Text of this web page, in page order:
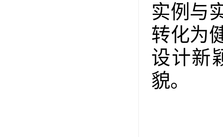
实例与
转化为
设计新
貌。